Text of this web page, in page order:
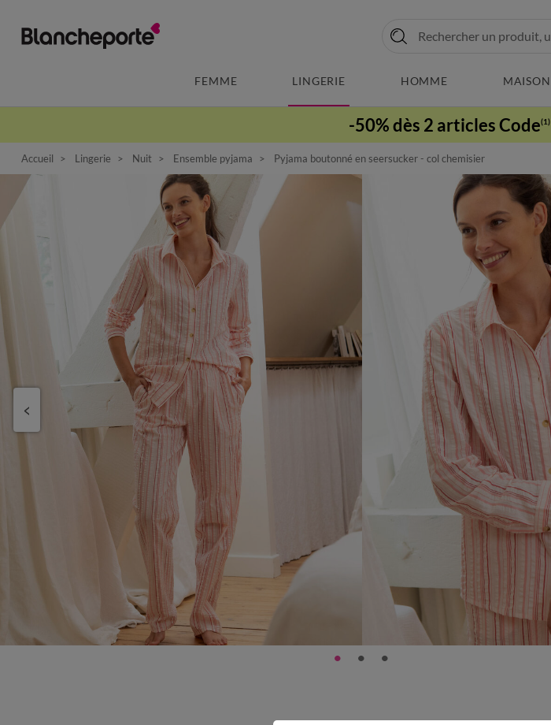
FEMME LINGERIE HOMME MAISON
-50% dès 2 articles Code(1)
Accueil Lingerie Nuit Ensemble pyjama Pyjama boutonné en seersucker - col chemisier